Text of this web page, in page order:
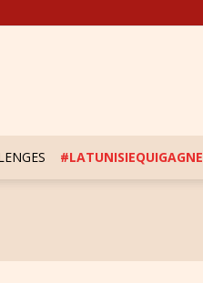
#LATUNISIEQUIGAGNE